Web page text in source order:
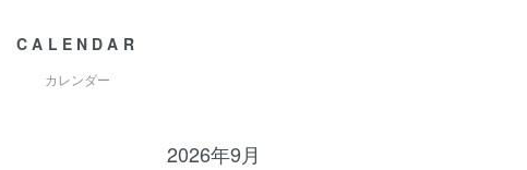
CALENDAR
カレンダー
2026年9月